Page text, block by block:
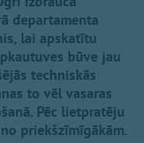
departamenta
lai apskatītu
būve jau
techniskās
to vēl vasaras
Pēc lietpratēju
priekšzīmīgākām.